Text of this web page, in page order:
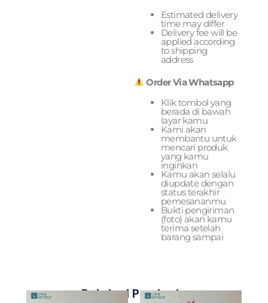
Estimated delivery
time may differ
Delivery fee will be
applied according
to shipping
address
Order Via Whatsapp
Klik tombol yang
berada di bawah
layar kamu
Kami akan
membantu untuk
mencari produk
yang kamu
inginkan
Kamu akan selalu
diupdate dengan
status terakhir
pemesananmu
Bukti pengiriman
(foto) akan kamu
terima setelah
barang sampai
Related Products